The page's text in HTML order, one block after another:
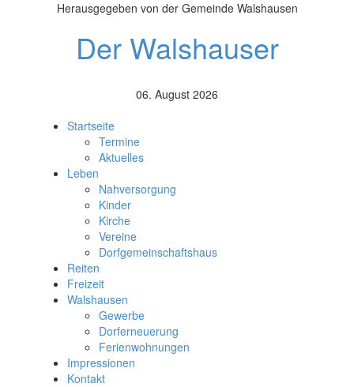
Herausgegeben von der Gemeinde Walshausen
Der Walshauser
06. August 2026
Startseite
Termine
Aktuelles
Leben
Nahversorgung
Kinder
Kirche
Vereine
Dorfgemeinschaftshaus
Reiten
Freizeit
Walshausen
Gewerbe
Dorferneuerung
Ferienwohnungen
Impressionen
Kontakt